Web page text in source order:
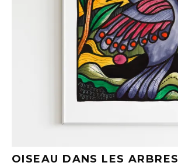
OISEAU DANS LES ARBRES